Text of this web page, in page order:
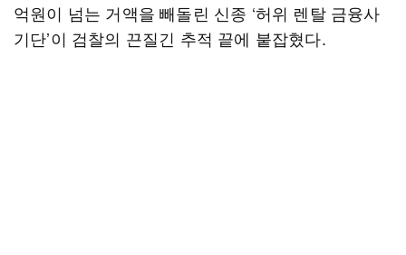
억원이 넘는 거액을 빼돌린 신종 ‘허위 렌탈 금융사
기단’이 검찰의 끈질긴 추적 끝에 붙잡혔다.